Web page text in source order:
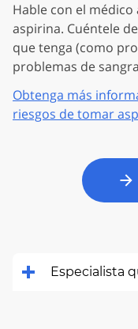
Hable con el
aspirina. Cuéntele
que tenga (como
problemas de
Obtenga más
riesgos de tomar
Especialista